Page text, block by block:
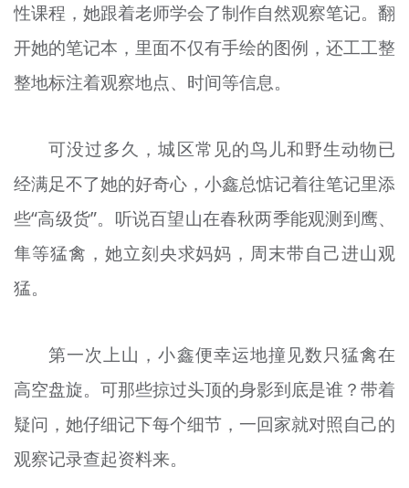
性课程，她跟着老师学会了制作自然观察笔记。翻
开她的笔记本，里面不仅有手绘的图例，还工工整
整地标注着观察地点、时间等信息。
可没过多久，城区常见的鸟儿和野生动物已
经满足不了她的好奇心，小鑫总惦记着往笔记里添
些“高级货”。听说百望山在春秋两季能观测到鹰、
隼等猛禽，她立刻央求妈妈，周末带自己进山观
猛。
第一次上山，小鑫便幸运地撞见数只猛禽在
高空盘旋。可那些掠过头顶的身影到底是谁？带着
疑问，她仔细记下每个细节，一回家就对照自己的
观察记录查起资料来。